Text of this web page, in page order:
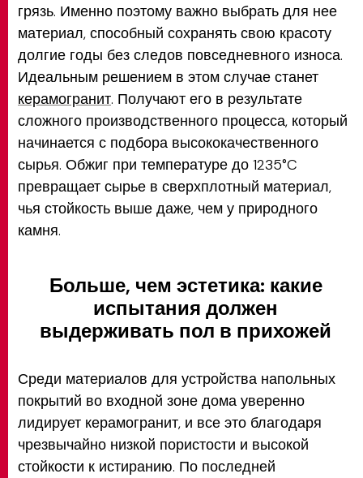
грязь. Именно поэтому важно выбрать для нее
материал, способный сохранять свою красоту
долгие годы без следов повседневного износа.
Идеальным решением в этом случае станет
керамогранит. Получают его в результате
сложного производственного процесса, который
начинается с подбора высококачественного
сырья. Обжиг при температуре до 1235°C
превращает сырье в сверхплотный материал,
чья стойкость выше даже, чем у природного
камня.
Больше, чем эстетика: какие
испытания должен
выдерживать пол в прихожей
Среди материалов для устройства напольных
покрытий во входной зоне дома уверенно
лидирует керамогранит, и все это благодаря
чрезвычайно низкой пористости и высокой
стойкости к истиранию. По последней